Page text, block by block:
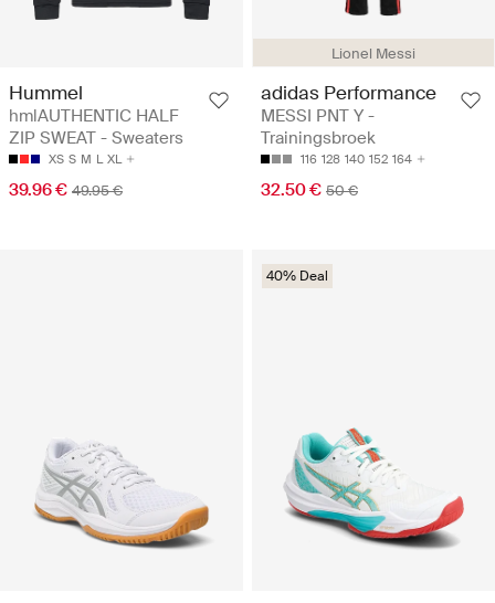
Hummel
hmlAUTHENTIC HALF
ZIP SWEAT - Sweaters
XS S M L XL
39.96 € 49.95 €
Lionel Messi
adidas Performance
MESSI PNT Y -
Trainingsbroek
116 128 140 152 164
32.50 € 50 €
40% Deal